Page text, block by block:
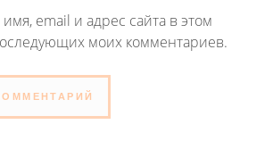
email и адрес сайта в этом
моих комментариев.